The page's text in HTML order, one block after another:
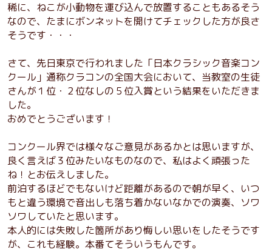
稀に、ねこが小動物を運び込んで放置することもあるそう
なので、たまにボンネットを開けてチェックした方が良さ
そうです・・・
さて、先日東京で行われました「日本クラシック音楽コン
クール」通称クラコンの全国大会において、当教室の生徒
さんが１位・２位なしの５位入賞という結果をいただきま
した。
おめでとうございます！
コンクール界では様々なご意見があるかとは思いますが、
良く言えば３位みたいなものなので、私はよく頑張った
ね！とお伝えしました。
前泊するほどでもないけど距離があるので朝が早く、いつ
もと違う環境で音出しも落ち着かないなかでの演奏、ソワ
ソワしていたと思います。
本人的には失敗した箇所があり悔しい思いをしたそうです
が、これも経験。本番てそういうもんです。